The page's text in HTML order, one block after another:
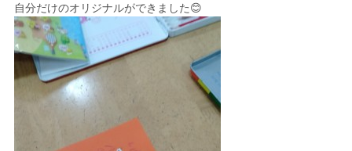
自分だけのオリジナルができました😊